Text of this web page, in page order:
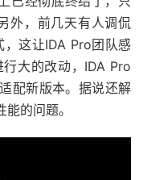
外，前几天有人调侃
，这让IDA Pro团队感
大的改动，IDA Pro
配新版本。据说还解
的问题。